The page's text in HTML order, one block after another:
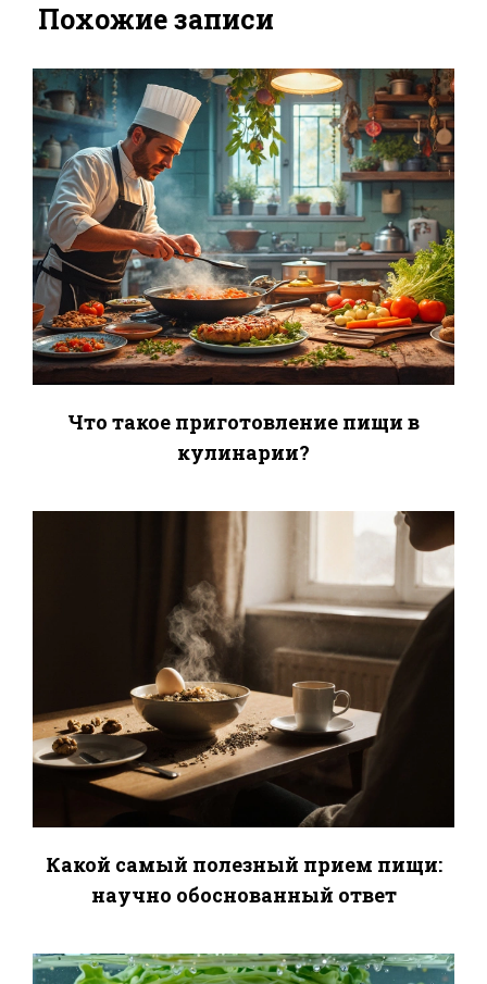
Похожие записи
Что такое приготовление пищи в
кулинарии?
Какой самый полезный прием пищи:
научно обоснованный ответ